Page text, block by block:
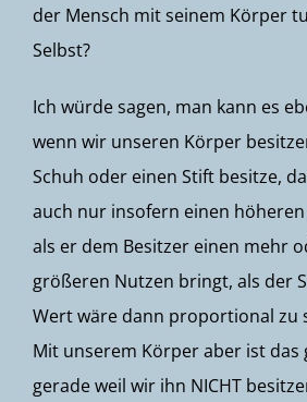
der Mensch mit seinem Körper
Selbst?
Ich würde sagen, man kann es
wenn wir unseren Körper
Schuh oder einen Stift besitze,
auch nur insofern einen
als er dem Besitzer einen mehr
größeren Nutzen bringt, als der
Wert wäre dann proportional zu
Mit unserem Körper aber ist das
gerade weil wir ihn NICHT